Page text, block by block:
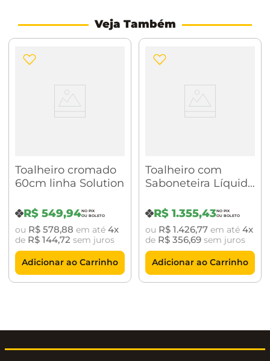
Latão cromado Medidas: 2,9 x30,3x7,0 cm
Instalação: Fixo na paredeRecomendações:
Limpar com água e sabão neutro apenas e secar a
peça com pano macio e limpo.
Veja Também
Toalheiro cromado
60cm linha Solution
R$ 549,94
ou R$ 578,88 em até 4
de R$ 144,72 sem juros
Adicionar ao Carrinho
Toalheiro com
Saboneteira Líquida
Soul
Cromado/Branco
BA0178.203
R$ 1.355,43
ou R$ 1.426,77em até 4
de R$ 356,69sem juros
Adicionar ao Carrinho